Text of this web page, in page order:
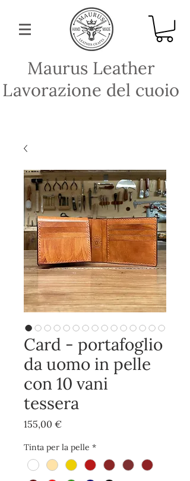
Maurus Leather
Lavorazione del cuoio
Card - portafoglio
da uomo in pelle
con 10 vani
tessera
155,00 €Prezzo
Tinta per la pelle *